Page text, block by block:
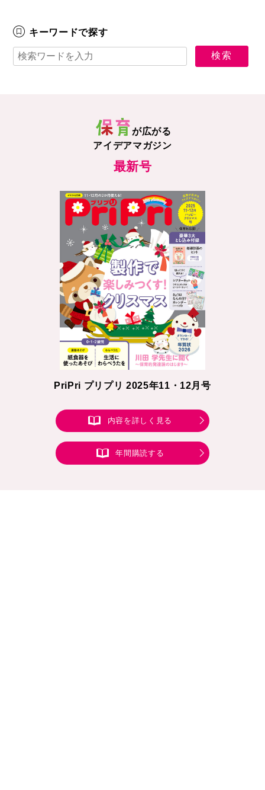
キーワードで探す
が広がる
アイデアマガジン
最新号
PriPri プリプリ 2025年11・12月号
内容を詳しく見る
年間購読する